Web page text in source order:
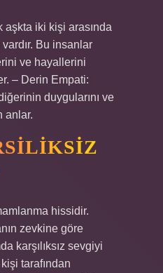
aşkta iki kişi arasında
Bu insanlar
ve hayallerini
– Derin Empati:
duygularını ve
anlar.
hissidir.
zevkine göre
karşılıksız sevgiyi
tarafından